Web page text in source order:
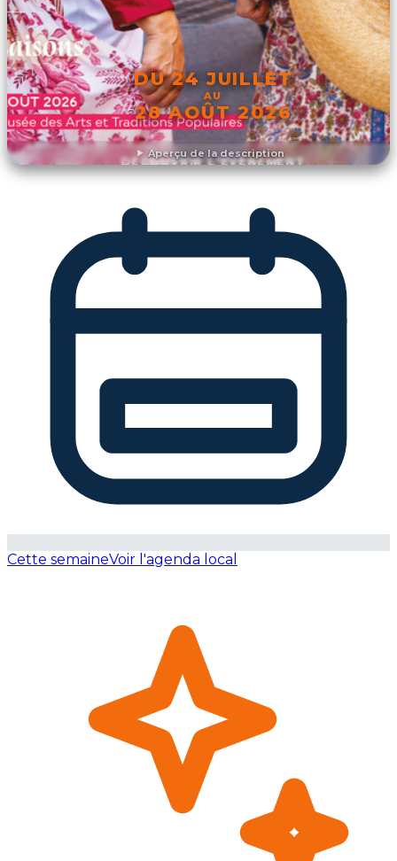
Aperçu de la description
DU 24 JUILLET
AU
28 AOÛT 2026
DÉCOUVRIR L'ÉVÉNEMENT
Cette semaineVoir l'agenda local